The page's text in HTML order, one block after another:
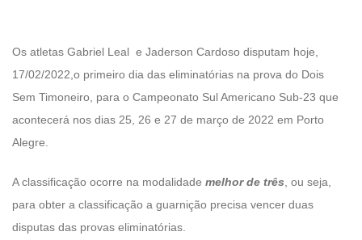
Os atletas Gabriel Leal e Jaderson Cardoso disputam hoje,
17/02/2022,o primeiro dia das eliminatórias na prova do Dois
Sem Timoneiro, para o Campeonato Sul Americano Sub-23 que
acontecerá nos dias 25, 26 e 27 de março de 2022 em Porto
Alegre.
A classificação ocorre na modalidade melhor de três , ou seja,
para obter a classificação a guarnição precisa vencer duas
disputas das provas eliminatórias.